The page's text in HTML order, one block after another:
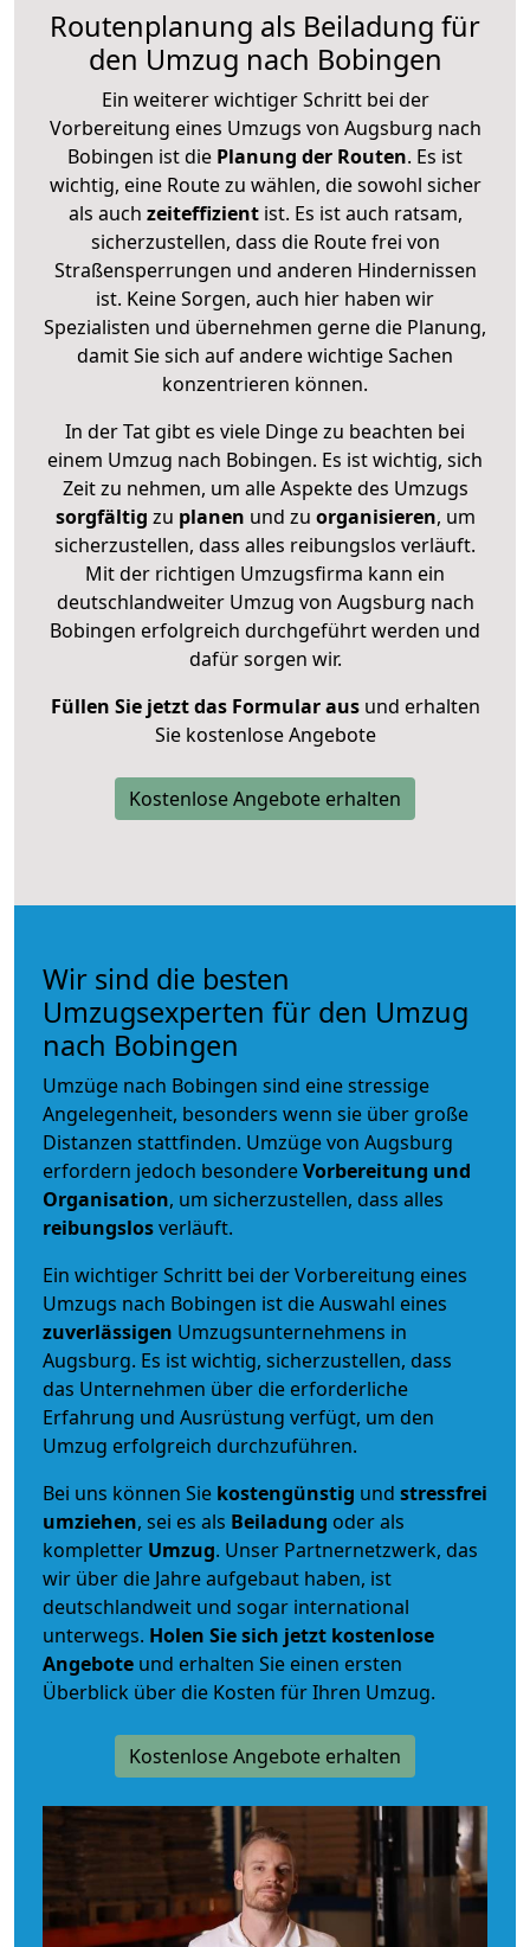
Routenplanung als Beiladung für
den Umzug nach Bobingen
Ein weiterer wichtiger Schritt bei der
Vorbereitung eines Umzugs von Augsburg nach
Bobingen ist die Planung der Routen. Es ist
wichtig, eine Route zu wählen, die sowohl sicher
als auch zeiteffizientist. Es ist auch ratsam,
sicherzustellen, dass die Route frei von
Straßensperrungen und anderen Hindernissen
ist. Keine Sorgen, auch hier haben wir
Spezialisten und übernehmen gerne die Planung,
damit Sie sich auf andere wichtige Sachen
konzentrieren können.
In der Tat gibt es viele Dinge zu beachten bei
einem Umzug nach Bobingen. Es ist wichtig, sich
Zeit zu nehmen, um alle Aspekte des Umzugs
sorgfältig zu planen und zu organisieren, um
sicherzustellen, dass alles reibungslos verläuft.
Mit der richtigen Umzugsfirma kann ein
deutschlandweiter Umzug von Augsburg nach
Bobingen erfolgreich durchgeführt werden und
dafür sorgen wir.
Füllen Sie jetzt das Formular ausund erhalten
Sie kostenlose Angebote
Kostenlose Angebote erhalten
Wir sind die besten
Umzugsexperten für den Umzug
nach Bobingen
Umzüge nach Bobingen sind eine stressige
Angelegenheit, besonders wenn sie über große
Distanzen stattfinden. Umzüge von Augsburg
erfordern jedoch besondereVorbereitung und
Organisation, um sicherzustellen, dass alles
reibungslosverläuft.
Ein wichtiger Schritt bei der Vorbereitung eines
Umzugs nach Bobingen ist die Auswahl eines
zuverlässigen Umzugsunternehmens in
Augsburg. Es ist wichtig, sicherzustellen, dass
das Unternehmen über die erforderliche
Erfahrung und Ausrüstung verfügt, um den
Umzug erfolgreich durchzuführen.
Bei uns können Sie kostengünstig und stressfrei
umziehen, sei es als Beiladung oder als
kompletter Umzug. Unser Partnernetzwerk, das
wir über die Jahre aufgebaut haben, ist
deutschlandweit und sogar international
unterwegs. Holen Sie sich jetzt kostenlose
Angebote und erhalten Sie einen ersten
Überblick über die Kosten für Ihren Umzug.
Kostenlose Angebote erhalten